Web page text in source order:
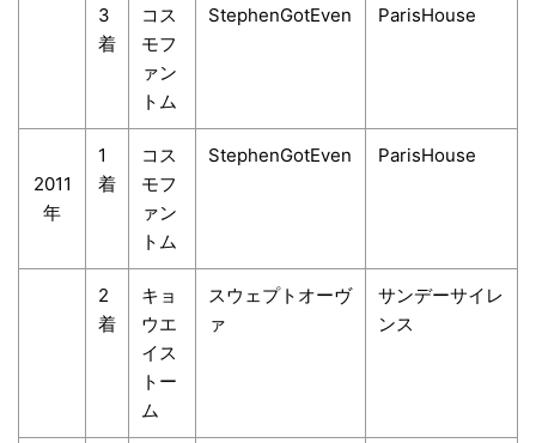
3
着
コス
モフ
ァン
トム
StephenGotEven ParisHouse
2011
年
1
着
コス
モフ
ァン
トム
StephenGotEven ParisHouse
2
着
キョ
ウエ
イス
トー
ム
スウェプトオーヴ
ァ
サンデーサイレ
ンス